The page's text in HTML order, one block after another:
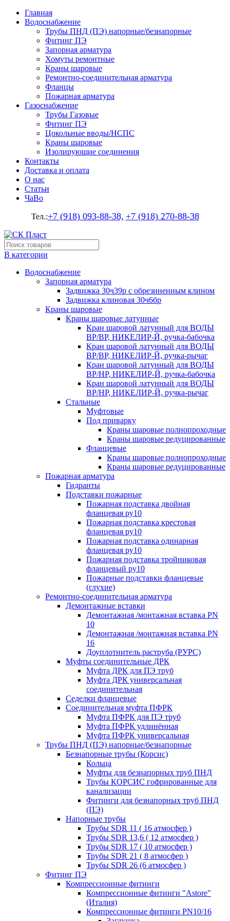
Главная
Водоснабжение
Трубы ПНД (ПЭ) напорные/безнапорные
Фитинг ПЭ
Запорная арматура
Хомуты ремонтные
Краны шаровые
Ремонтно-соединительная арматура
Фланцы
Пожарная арматура
Газоснабжение
Трубы Газовые
Фитинг ПЭ
Цокольные вводы/НСПС
Краны шаровые
Изолирующие соединения
Контакты
Доставка и оплата
О нас
Статьи
ЧаВо
Тел.:+7 (918) 093-88-38, +7 (918) 270-88-38
В категории
Водоснабжение
Запорная арматура
Задвижка 30ч39р с обрезиненным клином
Задвижка клиновая 30ч6бр
Краны шаровые
Краны шаровые латунные
Кран шаровой латунный для ВОДЫ
ВР/ВР, НИКЕЛИР-Й, ручка-бабочка
Кран шаровой латунный для ВОДЫ
ВР/ВР, НИКЕЛИР-Й, ручка-рычаг
Кран шаровой латунный для ВОДЫ
ВР/НР, НИКЕЛИР-Й, ручка-бабочка
Кран шаровой латунный для ВОДЫ
ВР/НР, НИКЕЛИР-Й, ручка-рычаг
Стальные
Муфтовые
Под приварку
Краны шаровые полнопроходные
Краны шаровые редуцированные
Фланцевые
Краны шаровые полнопроходные
Краны шаровые редуцированные
Пожарная арматура
Гидранты
Подставки пожарные
Пожарная подставка двойная
фланцевая ру10
Пожарная подставка крестовая
фланцевая ру10
Пожарная подставка одинарная
фланцевая ру10
Пожарная подставка тройниковая
фланцевый ру10
Пожарные подставки фланцевые
(глухие)
Ремонтно-соединительная арматура
Демонтажные вставки
Демонтажная /монтажная вставка PN
10
Демонтажная /монтажная вставка PN
16
Доуплотнитель раструба (РУРС)
Муфты соединительные ДРК
Муфта ДРК для ПЭ труб
Муфта ДРК универсальная
соединительная
Седелки фланцевые
Соединительная муфта ПФРК
Муфта ПФРК для ПЭ труб
Муфта ПФРК удлинённая
Муфта ПФРК универсальная
Трубы ПНД (ПЭ) напорные/безнапорные
Безнапорные трубы (Корсис)
Кольца
Муфты для безнапорных труб ПНД
Трубы КОРСИС гофрированные для
канализации
Фитинги для безнапорных труб ПНД
(ПЭ)
Напорные трубы
Трубы SDR 11 ( 16 атмосфер )
Трубы SDR 13,6 ( 12 атмосфер )
Трубы SDR 17 ( 10 атмосфер )
Трубы SDR 21 ( 8 атмосфер )
Трубы SDR 26 (6 атмосфер )
Фитинг ПЭ
Компрессионные фитинги
Компрессионные фитинги "Astore"
(Италия)
Компрессионные фитинги PN10/16